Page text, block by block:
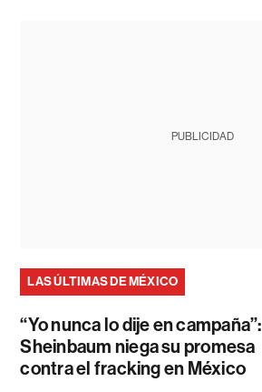
PUBLICIDAD
LAS ÚLTIMAS DE MÉXICO
“Yo nunca lo dije en campaña”:
Sheinbaum niega su promesa
contra el fracking en México